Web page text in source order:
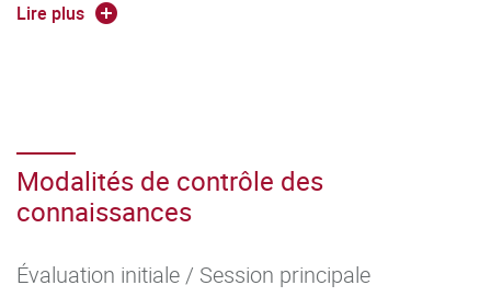
Lire plus
Modalités de contrôle des
connaissances
Évaluation initiale / Session principale